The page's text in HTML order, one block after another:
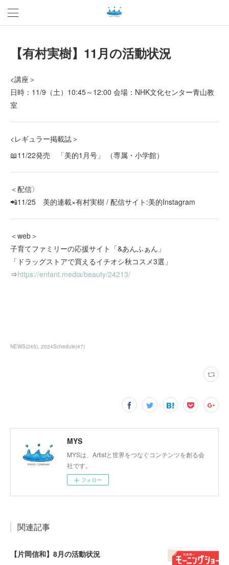
【有村実樹】11月の活動状況
<講座＞
日時：11/9（土）10:45～12:00 会場：NHK文化センター青山教
室
<レギュラー掲載誌＞
📖11/22発売 「美的1月号」 （専属・小学館）
＜配信〉
📲11/25 美的連載×有村実樹 / 配信サイト:美的Instagram
＜web＞
子育てファミリーの応援サイト「&あんふぁん」
「ドラッグストアで買えるイチオシ秋コスメ3選」
⇒https://enfant.media/beauty/24213/
NEWS(245) 2024Schedule(47)
MYS
MYSは、Artistと世界をつなぐコンテンツを創る会
社です。
フォロー
関連記事
【片岡信和】8月の活動状況